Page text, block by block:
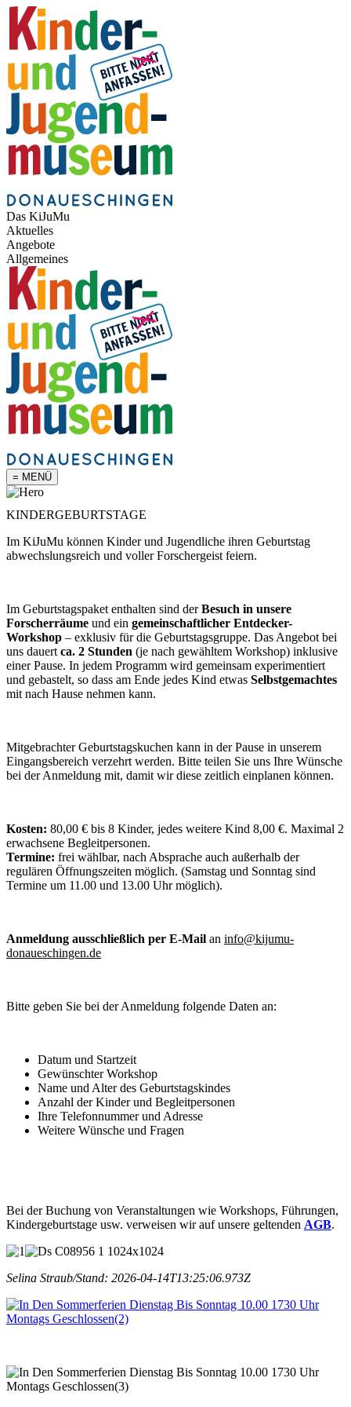
Das KiJuMu
Aktuelles
Angebote
Allgemeines
= MENÜ
KINDERGEBURTSTAGE
Im KiJuMu können Kinder und Jugendliche ihren Geburtstag
abwechslungsreich und voller Forschergeist feiern.
Im Geburtstagspaket enthalten sind derBesuch in unsere
Forscherräume und ein gemeinschaftlicher Entdecker-
Workshop – exklusiv für die Geburtstagsgruppe. Das Angebot bei
uns dauert ca. 2 Stunden (je nach gewähltem Workshop) inklusive
einer Pause. In jedem Programm wird gemeinsam experimentiert
und gebastelt, so dass am Ende jedes Kind etwas Selbstgemachtes
mit nach Hause nehmen kann.
Mitgebrachter Geburtstagskuchen kann in der Pause in unserem
Eingangsbereich verzehrt werden. Bitte teilen Sie uns Ihre Wünsche
bei der Anmeldung mit, damit wir diese zeitlich einplanen können.
Kosten: 80,00 € bis 8 Kinder, jedes weitere Kind 8,00 €. Maximal 2
erwachsene Begleitpersonen.
Termine: frei wählbar, nach Absprache auch außerhalb der
regulären Öffnungszeiten möglich. (Samstag und Sonntag sind
Termine um 11.00 und 13.00 Uhr möglich).
Anmeldung ausschließlich per E-Mail an info@kijumu-
donaueschingen.de
Bitte geben Sie bei der Anmeldung folgende Daten an:
Datum und Startzeit
Gewünschter Workshop
Name und Alter des Geburtstagskindes
Anzahl der Kinder und Begleitpersonen
Ihre Telefonnummer und Adresse
Weitere Wünsche und Fragen
Bei der Buchung von Veranstaltungen wie Workshops, Führungen,
Kindergeburtstage usw. verweisen wir auf unsere geltenden AGB.
Selina Straub/Stand: 2026-04-14T13:25:06.973Z